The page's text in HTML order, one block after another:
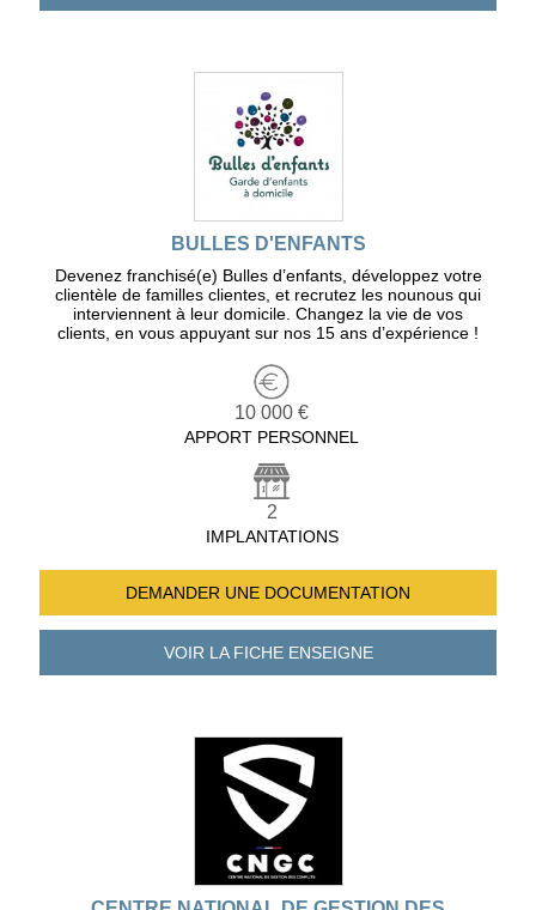
BULLES D'ENFANTS
Devenez franchisé(e) Bulles d’enfants, développez votre
clientèle de familles clientes, et recrutez les nounous qui
interviennent à leur domicile. Changez la vie de vos
clients, en vous appuyant sur nos 15 ans d’expérience !
10 000 €
APPORT PERSONNEL
2
IMPLANTATIONS
DEMANDER UNE DOCUMENTATION
VOIR LA FICHEENSEIGNE